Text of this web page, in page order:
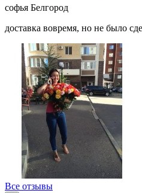
софья Белгород
доставка вовремя, но не было
Все отзывы